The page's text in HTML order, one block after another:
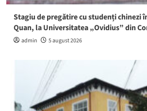
Stagiu de pregătire cu studenți chinezi
Quan, la Universitatea „Ovidius” din
admin 5 august 2026